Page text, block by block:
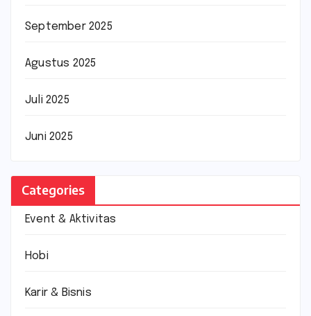
September 2025
Agustus 2025
Juli 2025
Juni 2025
Categories
Event & Aktivitas
Hobi
Karir & Bisnis